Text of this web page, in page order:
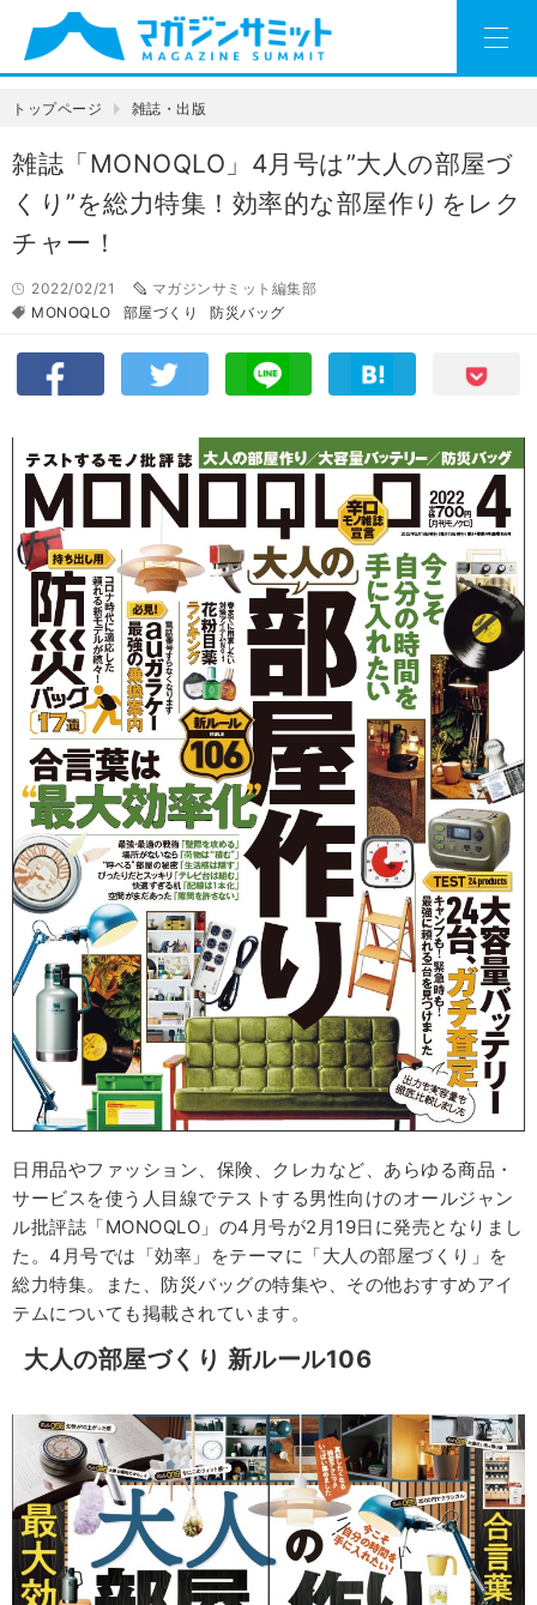
トップページ 雑誌・出版
雑誌「MONOQLO」4月号は”大人の部屋づ
くり”を総力特集！効率的な部屋作りをレク
チャー！
2022/02/21
マガジンサミット編集部
MONOQLO
部屋づくり 防災バッグ
日用品やファッション、保険、クレカなど、あらゆる商品・
サービスを使う人目線でテストする男性向けのオールジャン
ル批評誌「MONOQLO」の4月号が2月19日に発売となりまし
た。4月号では「効率」をテーマに「大人の部屋づくり」を
総力特集。また、防災バッグの特集や、その他おすすめアイ
テムについても掲載されています。
大人の部屋づくり 新ルール106